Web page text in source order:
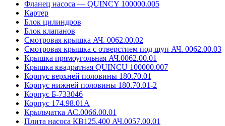
Фланец насоса — QUINCY 100000.005
Картер
Блок цилиндров
Блок клапанов
Смотровая крышка АЧ. 0062.00.02
Смотровая крышка с отверстием под щуп АЧ. 0062.00.03
Крышка прямоугольная АЧ.0062.00.01
Крышка квадратная QUINCU 100000.007
Корпус верхней половины 180.70.01
Корпус нижней половины 180.70.01-2
Корпус Б-733046
Корпус 174.98.01А
Крыльчатка АС.0066.00.01
Плита насоса КВ125.400 АЧ.0057.00.01